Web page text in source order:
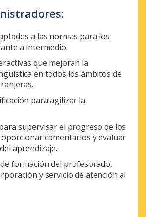
a las normas para los
a intermedio.
que mejoran la
en todos los ámbitos de
para agilizar la
supervisar el progreso de los
comentarios y evaluar
aprendizaje.
formación del profesorado,
y servicio de atención al